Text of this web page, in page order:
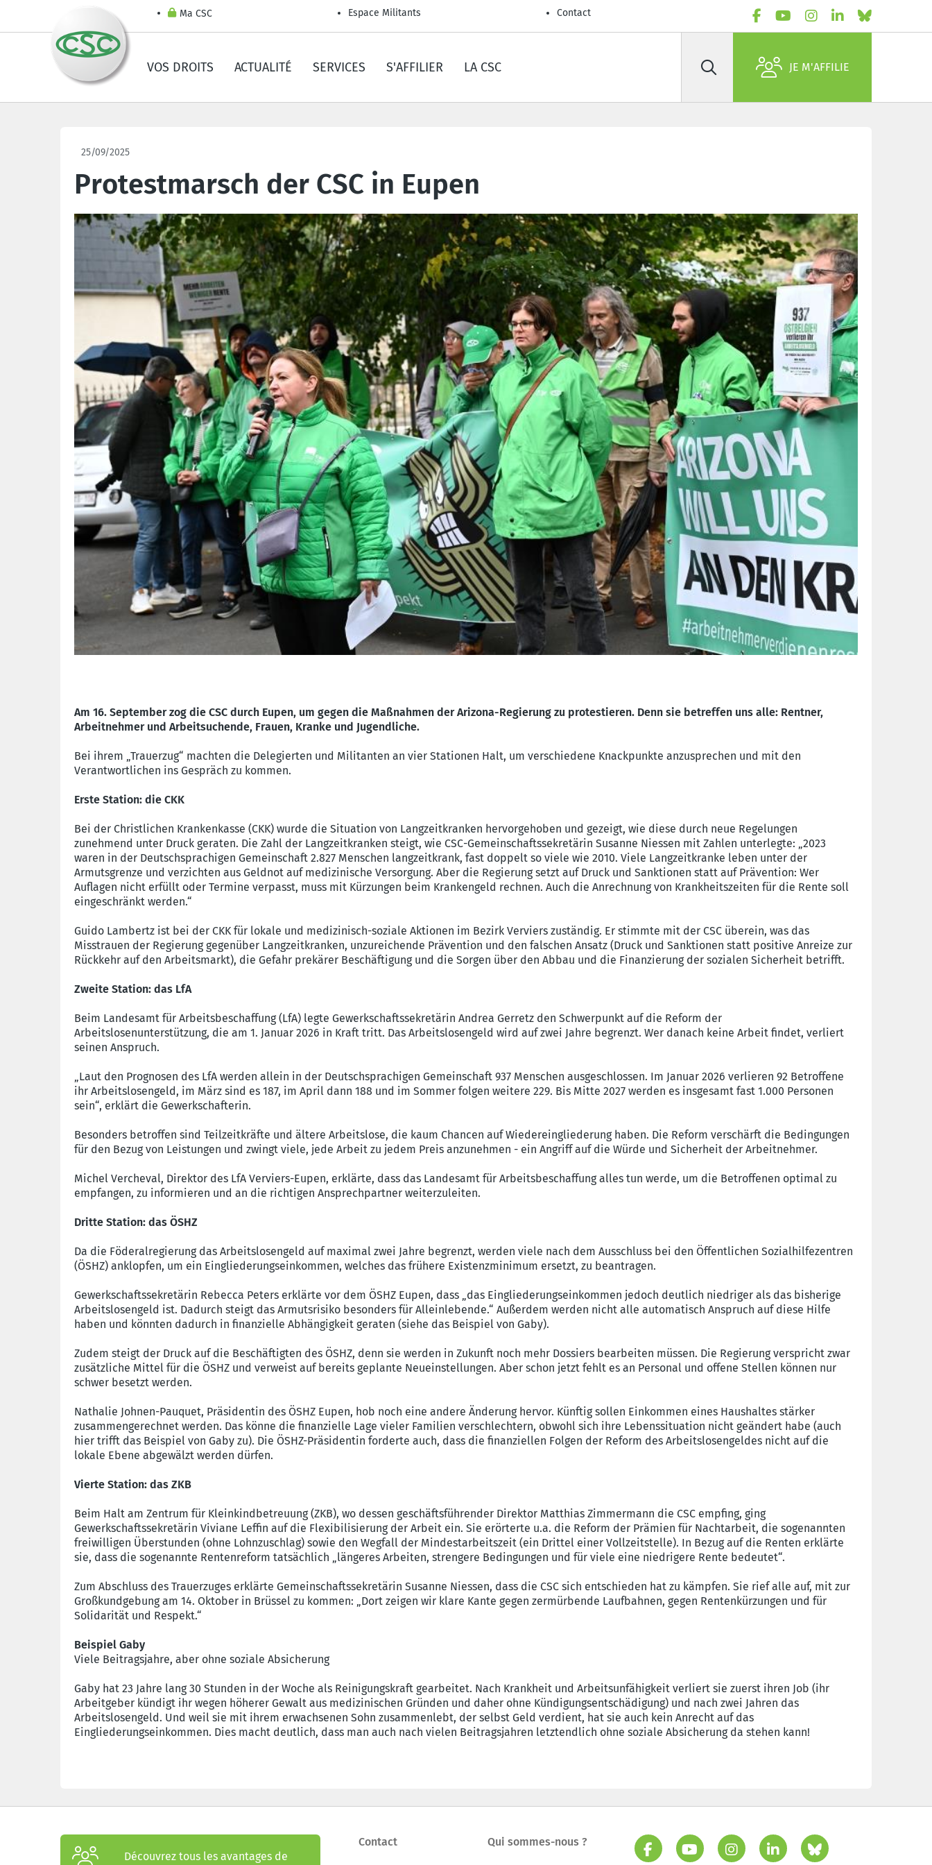
Ma CSC Espace Militants Contact
VOS DROITS ACTUALITÉ SERVICES S'AFFILIER LA CSC Rechercher JE M'AFFILIE
25/09/2025
Protestmarsch der CSC in Eupen
Am 16. September zog die CSC durch Eupen, um gegen die Maßnahmen der Arizona-Regierung zu protestieren. Denn sie betreffen uns alle: Rentner,
Arbeitnehmer und Arbeitsuchende, Frauen, Kranke und Jugendliche.
Bei ihrem „Trauerzug“ machten die Delegierten und Militanten an vier Stationen Halt, um verschiedene Knackpunkte anzusprechen und mit den
Verantwortlichen ins Gespräch zu kommen.
Erste Station: die CKK
Bei der Christlichen Krankenkasse (CKK) wurde die Situation von Langzeitkranken hervorgehoben und gezeigt, wie diese durch neue Regelungen
zunehmend unter Druck geraten. Die Zahl der Langzeitkranken steigt, wie CSC-Gemeinschaftssekretärin Susanne Niessen mit Zahlen unterlegte: „2023
waren in der Deutschsprachigen Gemeinschaft 2.827 Menschen langzeitkrank, fast doppelt so viele wie 2010. Viele Langzeitkranke leben unter der
Armutsgrenze und verzichten aus Geldnot auf medizinische Versorgung. Aber die Regierung setzt auf Druck und Sanktionen statt auf Prävention: Wer
Auflagen nicht erfüllt oder Termine verpasst, muss mit Kürzungen beim Krankengeld rechnen. Auch die Anrechnung von Krankheitszeiten für die Rente soll
eingeschränkt werden.“
Guido Lambertz ist bei der CKK für lokale und medizinisch-soziale Aktionen im Bezirk Verviers zuständig. Er stimmte mit der CSC überein, was das
Misstrauen der Regierung gegenüber Langzeitkranken, unzureichende Prävention und den falschen Ansatz (Druck und Sanktionen statt positive Anreize zur
Rückkehr auf den Arbeitsmarkt), die Gefahr prekärer Beschäftigung und die Sorgen über den Abbau und die Finanzierung der sozialen Sicherheit betrifft.
Zweite Station: das LfA
Beim Landesamt für Arbeitsbeschaffung (LfA) legte Gewerkschaftssekretärin Andrea Gerretz den Schwerpunkt auf die Reform der
Arbeitslosenunterstützung, die am 1. Januar 2026 in Kraft tritt. Das Arbeitslosengeld wird auf zwei Jahre begrenzt. Wer danach keine Arbeit findet, verliert
seinen Anspruch.
„Laut den Prognosen des LfA werden allein in der Deutschsprachigen Gemeinschaft 937 Menschen ausgeschlossen. Im Januar 2026 verlieren 92 Betroffene
ihr Arbeitslosengeld, im März sind es 187, im April dann 188 und im Sommer folgen weitere 229. Bis Mitte 2027 werden es insgesamt fast 1.000 Personen
sein“, erklärt die Gewerkschafterin.
Besonders betroffen sind Teilzeitkräfte und ältere Arbeitslose, die kaum Chancen auf Wiedereingliederung haben. Die Reform verschärft die Bedingungen
für den Bezug von Leistungen und zwingt viele, jede Arbeit zu jedem Preis anzunehmen - ein Angriff auf die Würde und Sicherheit der Arbeitnehmer.
Michel Vercheval, Direktor des LfA Verviers-Eupen, erklärte, dass das Landesamt für Arbeitsbeschaffung alles tun werde, um die Betroffenen optimal zu
empfangen, zu informieren und an die richtigen Ansprechpartner weiterzuleiten.
Dritte Station: das ÖSHZ
Da die Föderalregierung das Arbeitslosengeld auf maximal zwei Jahre begrenzt, werden viele nach dem Ausschluss bei den Öffentlichen Sozialhilfezentren
(ÖSHZ) anklopfen, um ein Eingliederungseinkommen, welches das frühere Existenzminimum ersetzt, zu beantragen.
Gewerkschaftssekretärin Rebecca Peters erklärte vor dem ÖSHZ Eupen, dass „das Eingliederungseinkommen jedoch deutlich niedriger als das bisherige
Arbeitslosengeld ist. Dadurch steigt das Armutsrisiko besonders für Alleinlebende.“ Außerdem werden nicht alle automatisch Anspruch auf diese Hilfe
haben und könnten dadurch in finanzielle Abhängigkeit geraten (siehe das Beispiel von Gaby).
Zudem steigt der Druck auf die Beschäftigten des ÖSHZ, denn sie werden in Zukunft noch mehr Dossiers bearbeiten müssen. Die Regierung verspricht zwar
zusätzliche Mittel für die ÖSHZ und verweist auf bereits geplante Neueinstellungen. Aber schon jetzt fehlt es an Personal und offene Stellen können nur
schwer besetzt werden.
Nathalie Johnen-Pauquet, Präsidentin des ÖSHZ Eupen, hob noch eine andere Änderung hervor. Künftig sollen Einkommen eines Haushaltes stärker
zusammengerechnet werden. Das könne die finanzielle Lage vieler Familien verschlechtern, obwohl sich ihre Lebenssituation nicht geändert habe (auch
hier trifft das Beispiel von Gaby zu). Die ÖSHZ-Präsidentin forderte auch, dass die finanziellen Folgen der Reform des Arbeitslosengeldes nicht auf die
lokale Ebene abgewälzt werden dürfen.
Vierte Station: das ZKB
Beim Halt am Zentrum für Kleinkindbetreuung (ZKB), wo dessen geschäftsführender Direktor Matthias Zimmermann die CSC empfing, ging
Gewerkschaftssekretärin Viviane Leffin auf die Flexibilisierung der Arbeit ein. Sie erörterte u.a. die Reform der Prämien für Nachtarbeit, die sogenannten
freiwilligen Überstunden (ohne Lohnzuschlag) sowie den Wegfall der Mindestarbeitszeit (ein Drittel einer Vollzeitstelle). In Bezug auf die Renten erklärte
sie, dass die sogenannte Rentenreform tatsächlich „längeres Arbeiten, strengere Bedingungen und für viele eine niedrigere Rente bedeutet“.
Zum Abschluss des Trauerzuges erklärte Gemeinschaftssekretärin Susanne Niessen, dass die CSC sich entschieden hat zu kämpfen. Sie rief alle auf, mit zur
Großkundgebung am 14. Oktober in Brüssel zu kommen: „Dort zeigen wir klare Kante gegen zermürbende Laufbahnen, gegen Rentenkürzungen und für
Solidarität und Respekt.“
Beispiel Gaby
Viele Beitragsjahre, aber ohne soziale Absicherung
Gaby hat 23 Jahre lang 30 Stunden in der Woche als Reinigungskraft gearbeitet. Nach Krankheit und Arbeitsunfähigkeit verliert sie zuerst ihren Job (ihr
Arbeitgeber kündigt ihr wegen höherer Gewalt aus medizinischen Gründen und daher ohne Kündigungsentschädigung) und nach zwei Jahren das
Arbeitslosengeld. Und weil sie mit ihrem erwachsenen Sohn zusammenlebt, der selbst Geld verdient, hat sie auch kein Anrecht auf das
Eingliederungseinkommen. Dies macht deutlich, dass man auch nach vielen Beitragsjahren letztendlich ohne soziale Absicherung da stehen kann!
Découvrez tous les avantages de
Contact Qui sommes-nous ?